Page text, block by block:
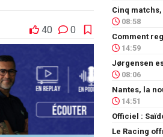
40 0
08:58
Comment
14:59
08:06
14:51
Officiel :